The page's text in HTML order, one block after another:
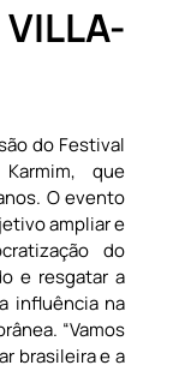
do Festival
que
O evento
ampliar e
do
e resgatar a
influência na
“Vamos
brasileira e a